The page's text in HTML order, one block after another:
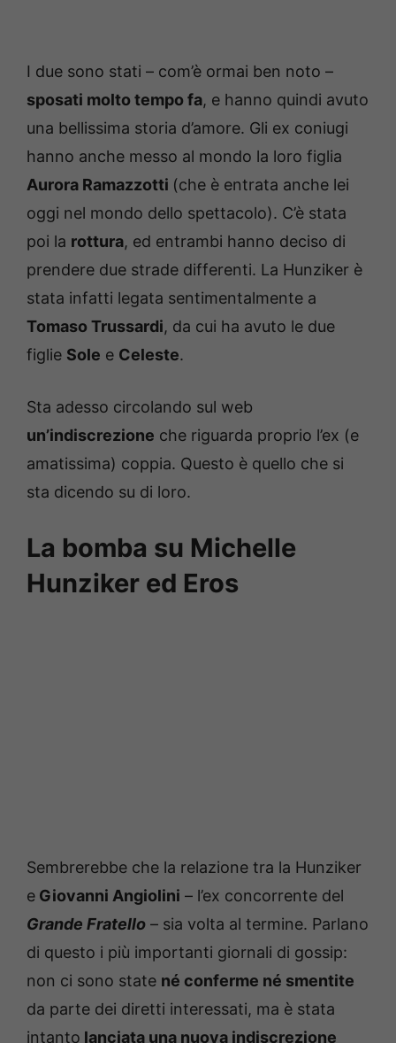
I due sono stati – com’è ormai ben noto –
sposati molto tempo fa, e hanno quindi avuto
una bellissima storia d’amore. Gli ex coniugi
hanno anche messo al mondo la loro figlia
Aurora Ramazzotti (che è entrata anche lei
oggi nel mondo dello spettacolo). C’è stata
poi la rottura, ed entrambi hanno deciso di
prendere due strade differenti. La Hunziker è
stata infatti legata sentimentalmente a
Tomaso Trussardi, da cui ha avuto le due
figlie Sole e Celeste.
Sta adesso circolando sul web
un’indiscrezione che riguarda proprio l’ex (e
amatissima) coppia. Questo è quello che si
sta dicendo su di loro.
La bomba su Michelle
Hunziker ed Eros
Sembrerebbe che la relazione tra la Hunziker
e Giovanni Angiolini – l’ex concorrente del
Grande Fratello – sia volta al termine. Parlano
di questo i più importanti giornali di gossip:
non ci sono state né conferme né smentite
da parte dei diretti interessati, ma è stata
intanto lanciata una nuova indiscrezione